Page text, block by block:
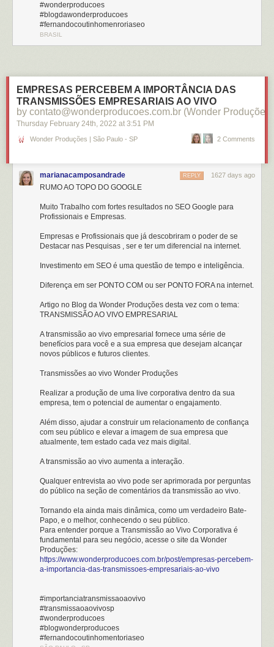
#wonderproducoes
#blogdawonderproducoes
#fernandocoutinhomenroriaseo
BRASIL
EMPRESAS PERCEBEM A IMPORTÂNCIA DAS
TRANSMISSÕES EMPRESARIAIS AO VIVO
by contato@wonderproducoes.com.br (Wonder Produções)
Thursday February 24th, 2022 at 3:51 PM
Wonder Produções | São Paulo - SP 2 Comments
marianacamposandrade 1627 days ago
REPLY
RUMO AO TOPO DO GOOGLE
Muito Trabalho com fortes resultados no SEO Google para
Profissionais e Empresas.
Empresas e Profissionais que já descobriram o poder de se
Destacar nas Pesquisas , ser e ter um diferencial na internet.
Investimento em SEO é uma questão de tempo e inteligência.
Diferença em ser PONTO COM ou ser PONTO FORA na internet.
Artigo no Blog da Wonder Produções desta vez com o tema:
TRANSMISSÃO AO VIVO EMPRESARIAL
A transmissão ao vivo empresarial fornece uma série de
benefícios para você e a sua empresa que desejam alcançar
novos públicos e futuros clientes.
Transmissões ao vivo Wonder Produções
Realizar a produção de uma live corporativa dentro da sua
empresa, tem o potencial de aumentar o engajamento.
Além disso, ajudar a construir um relacionamento de confiança
com seu público e elevar a imagem de sua empresa que
atualmente, tem estado cada vez mais digital.
A transmissão ao vivo aumenta a interação.
Qualquer entrevista ao vivo pode ser aprimorada por perguntas
do público na seção de comentários da transmissão ao vivo.
Tornando ela ainda mais dinâmica, como um verdadeiro Bate-
Papo, e o melhor, conhecendo o seu público.
Para entender porque a Transmissão ao Vivo Corporativa é
fundamental para seu negócio, acesse o site da Wonder
Produções:
https://www.wonderproducoes.com.br/post/empresas-percebem-
a-importancia-das-transmissoes-empresariais-ao-vivo
#importanciatransmissaoaovivo
#transmissaoaovivosp
#wonderproducoes
#blogwonderproducoes
#fernandocoutinhomentoriaseo